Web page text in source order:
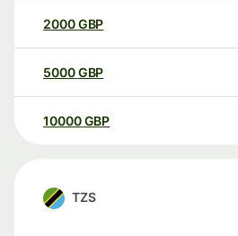
2000GBP
5000GBP
10000 GBP
TZS